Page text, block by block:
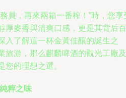
員，再來兩箱一番榨！”時，您享
厚麥香與清爽口感，更是其背后百
入了解這一杯金黃佳釀的誕生之
旅游，那么麒麟啤酒的觀光工廠及
您的理想之選。
粹之味